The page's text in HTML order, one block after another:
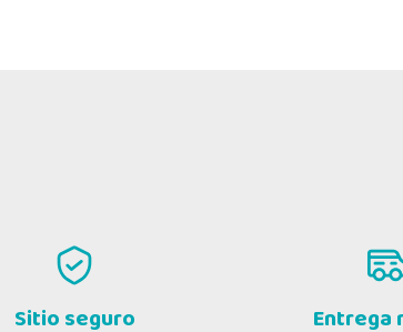
Sitio seguro Entrega